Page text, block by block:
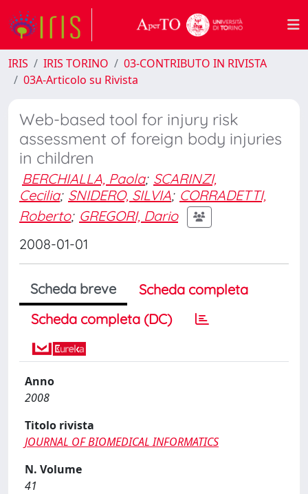
IRIS IRIS TORINO
03-CONTRIBUTO IN RIVISTA
03A-Articolo su Rivista
Web-based tool for injury risk
assessment of foreign body injuries
in children
BERCHIALLA, Paola; SCARINZI,
Cecilia; SNIDERO, SILVIA; CORRADETTI,
Roberto; GREGORI, Dario
2008-01-01
Scheda breve
Scheda completa
Scheda completa (DC)
Anno
2008
Titolo rivista
JOURNAL OF BIOMEDICAL INFORMATICS
N. Volume
41